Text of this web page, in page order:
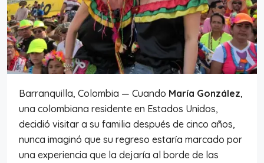
Barranquilla, Colombia — Cuando María González,
una colombiana residente en Estados Unidos,
decidió visitar a su familia después de cinco años,
nunca imaginó que su regreso estaría marcado por
una experiencia que la dejaría al borde de las